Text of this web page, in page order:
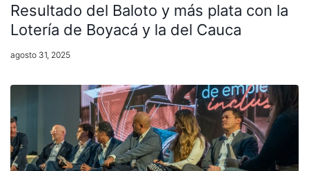
Resultado del Baloto y más plata con la
Lotería de Boyacá y la del Cauca
agosto 31, 2025